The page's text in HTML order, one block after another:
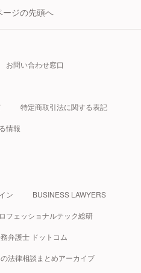
ージの先頭へ
お問い合わせ窓口
特定商取引法に関する表記
情報
ン BUSINESS LAWYERS
フェッショナルテック総研
弁護士 ドットコム
法律相談まとめアーカイブ